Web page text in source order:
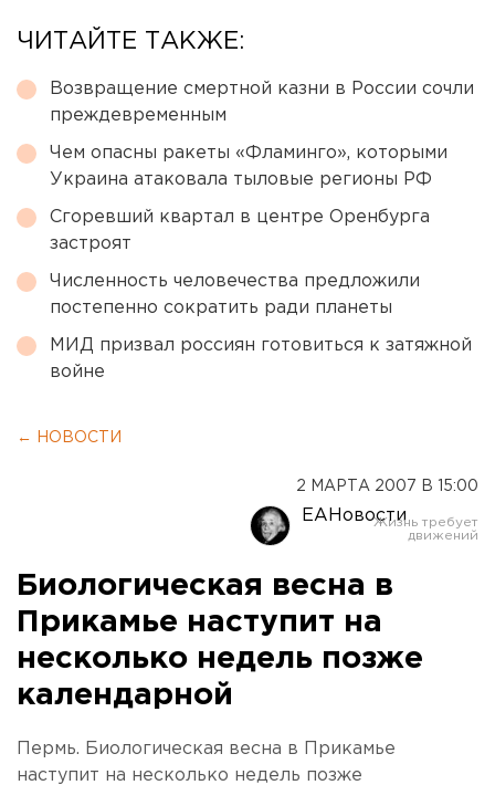
ЧИТАЙТЕ ТАКЖЕ:
Возвращение смертной казни в России сочли
преждевременным
Чем опасны ракеты «Фламинго», которыми
Украина атаковала тыловые регионы РФ
Сгоревший квартал в центре Оренбурга
застроят
Численность человечества предложили
постепенно сократить ради планеты
МИД призвал россиян готовиться к затяжной
войне
← НОВОСТИ
2 МАРТА 2007 В 15:00
ЕАНовости
Биологическая весна в
Прикамье наступит на
несколько недель позже
календарной
Пермь. Биологическая весна в Прикамье
наступит на несколько недель позже